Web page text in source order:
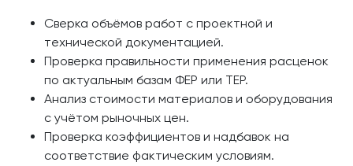
Сверка объёмов работ с проектной и
технической документацией.
Проверка правильности применения расценок
по актуальным базам ФЕР или ТЕР.
Анализ стоимости материалов и оборудования
с учётом рыночных цен.
Проверка коэффициентов и надбавок на
соответствие фактическим условиям.